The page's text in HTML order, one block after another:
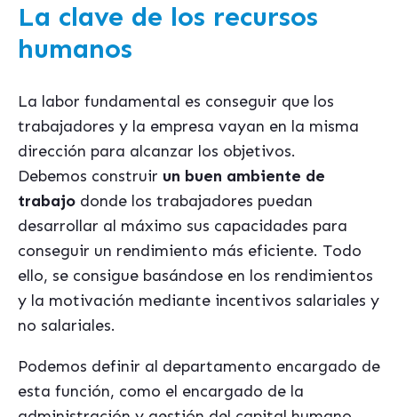
La clave de los recursos
humanos
La labor fundamental es conseguir que los
trabajadores y la empresa vayan en la misma
dirección para alcanzar los objetivos.
Debemos construir un buen ambiente de
trabajo donde los trabajadores puedan
desarrollar al máximo sus capacidades para
conseguir un rendimiento más eficiente. Todo
ello, se consigue basándose en los rendimientos
y la motivación mediante incentivos salariales y
no salariales.
Podemos definir al departamento encargado de
esta función, como el encargado de la